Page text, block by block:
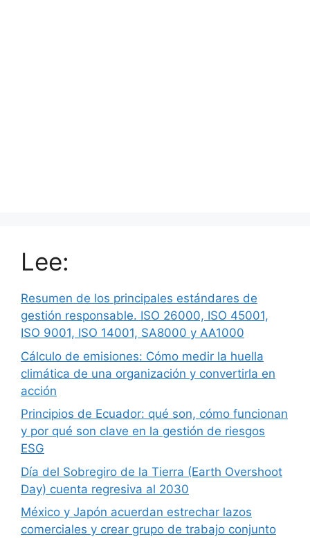
Lee:
Resumen de los principales estándares de
gestión responsable. ISO 26000, ISO 45001,
ISO 9001, ISO 14001, SA8000 y AA1000
Cálculo de emisiones: Cómo medir la huella
climática de una organización y convertirla en
acción
Principios de Ecuador: qué son, cómo funcionan
y por qué son clave en la gestión de riesgos
ESG
Día del Sobregiro de la Tierra (Earth Overshoot
Day) cuenta regresiva al 2030
México y Japón acuerdan estrechar lazos
comerciales y crear grupo de trabajo conjunto